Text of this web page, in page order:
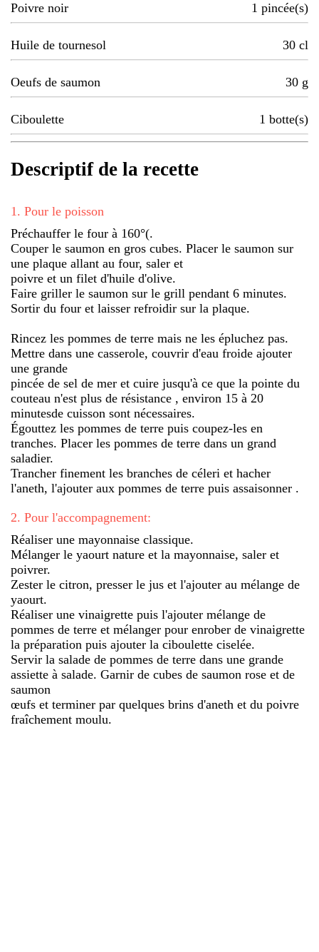
Poivre noir 1 pincée(s)
Huile de tournesol 30 cl
Oeufs de saumon 30 g
Ciboulette 1 botte(s)
Descriptif de la recette
1 . Pour le poisson
Préchauffer le four à 160°(.
Couper le saumon en gros cubes. Placer le saumon sur
une plaque allant au four, saler et
poivre et un filet d'huile d'olive.
Faire griller le saumon sur le grill pendant 6 minutes.
Sortir du four et laisser refroidir sur la plaque.
Rincez les pommes de terre mais ne les épluchez pas.
Mettre dans une casserole, couvrir d'eau froide ajouter
une grande
pincée de sel de mer et cuire jusqu'à ce que la pointe du
couteau n'est plus de résistance , environ 15 à 20
minutesde cuisson sont nécessaires.
Égouttez les pommes de terre puis coupez-les en
tranches. Placer les pommes de terre dans un grand
saladier.
Trancher finement les branches de céleri et hacher
l'aneth, l'ajouter aux pommes de terre puis assaisonner .
2. Pour l'accompagnement:
Réaliser une mayonnaise classique.
Mélanger le yaourt nature et la mayonnaise, saler et
poivrer.
Zester le citron, presser le jus et l'ajouter au mélange de
yaourt.
Réaliser une vinaigrette puis l'ajouter mélange de
pommes de terre et mélanger pour enrober de vinaigrette
la préparation puis ajouter la ciboulette ciselée.
Servir la salade de pommes de terre dans une grande
assiette à salade. Garnir de cubes de saumon rose et de
saumon
œufs et terminer par quelques brins d'aneth et du poivre
fraîchement moulu.